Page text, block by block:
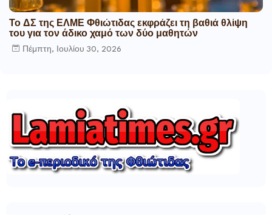
Το ΔΣ της ΕΛΜΕ Φθιώτιδας εκφράζει τη βαθιά θλίψη
του για τον άδικο χαμό των δύο μαθητών
Πέμπτη, Ιουλίου 30, 2026